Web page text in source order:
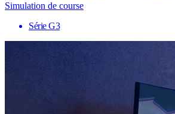
Simulation de course
Série G3